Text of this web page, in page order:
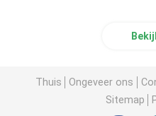
Thuis Ongeveer ons
Sitemap